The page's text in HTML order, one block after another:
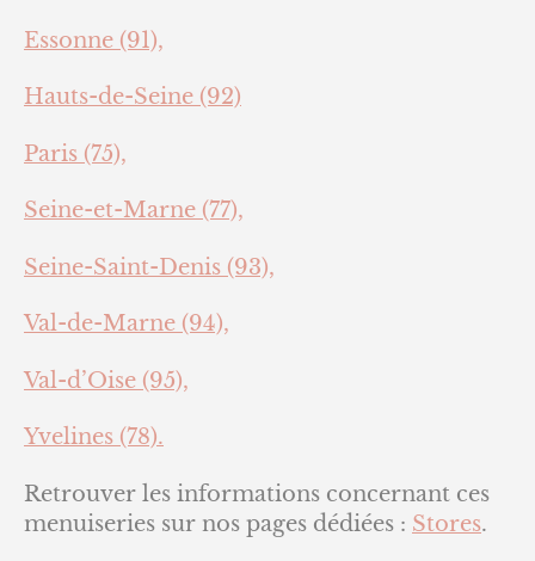
Essonne (91),
Hauts-de-Seine (92)
Paris (75),
Seine-et-Marne (77),
Seine-Saint-Denis (93),
Val-de-Marne (94),
Val-d’Oise (95),
Yvelines (78).
Retrouver les informations concernant ces
menuiseries sur nos pages dédiées : Stores.